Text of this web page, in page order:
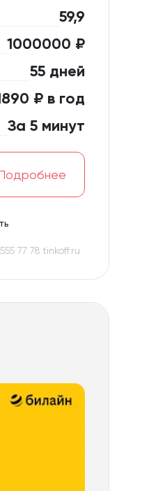
59,9
1000000 ₽
55 дней
₽ в год
За 5 минут
77 78 tinkoff.ru